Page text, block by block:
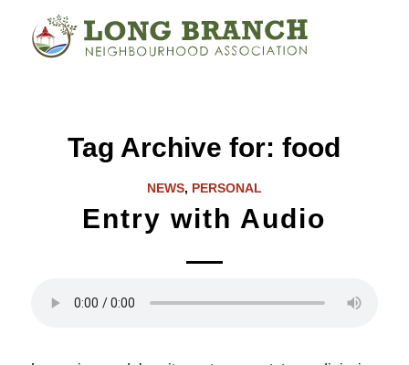
Tag Archive for:food
NEWS, PERSONAL
Entry with Audio